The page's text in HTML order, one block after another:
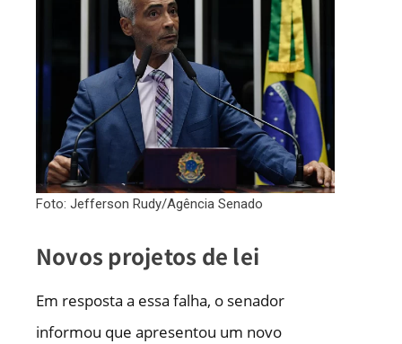
Foto: Jefferson Rudy/Agência Senado
Novos projetos de lei
Em resposta a essa falha, o senador
informou que apresentou um novo